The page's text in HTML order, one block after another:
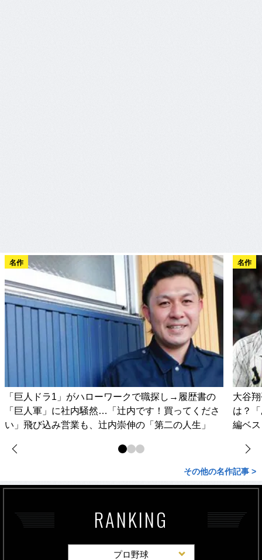
名作
「巨人ドラ1」がハローワークで職探し→履歴書の
「巨人軍」に社内騒然…「辻内です！買ってくださ
い」飛び込み営業も、辻内崇伸の「第二の人生」
名作
大谷
は？
編ベ
その他の名作記事 >
RANKING
プロ野球